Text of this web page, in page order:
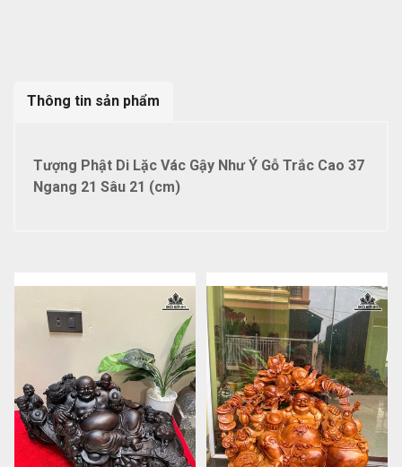
Thông tin sản phẩm
Tượng Phật Di Lặc Vác Gậy Như Ý Gỗ Trắc Cao 37
Ngang 21 Sâu 21 (cm)